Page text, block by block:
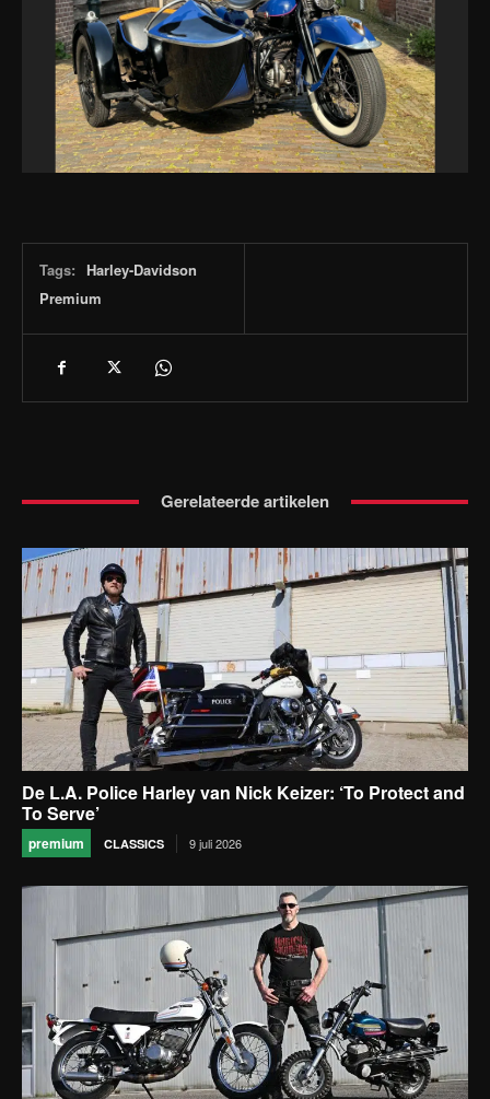
Tags:
Harley-Davidson
Premium
Gerelateerde artikelen
De L.A. Police Harley van Nick Keizer: ‘To Protect and
To Serve’
premium CLASSICS 9 juli 2026